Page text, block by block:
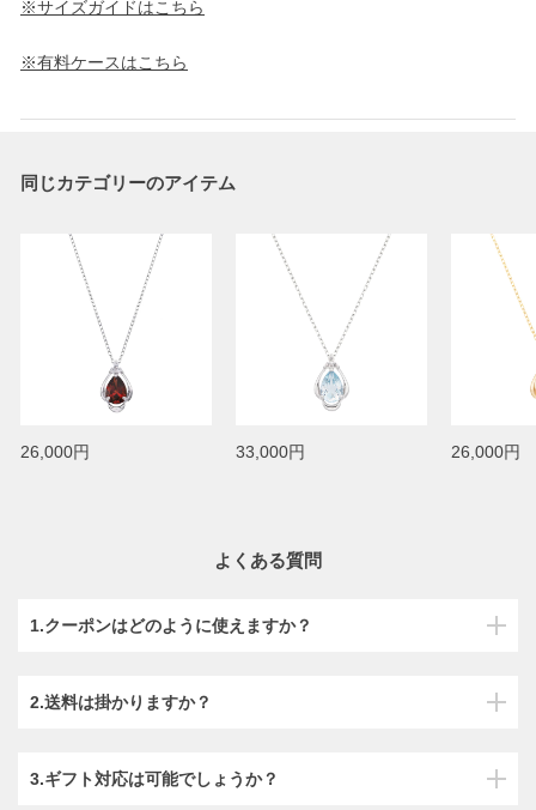
※サイズガイドはこちら
※有料ケースはこちら
同じカテゴリーのアイテム
26,000円 33,000円 26,000円
よくある質問
1.クーポンはどのように使えますか？
2.送料は掛かりますか？
3.ギフト対応は可能でしょうか？